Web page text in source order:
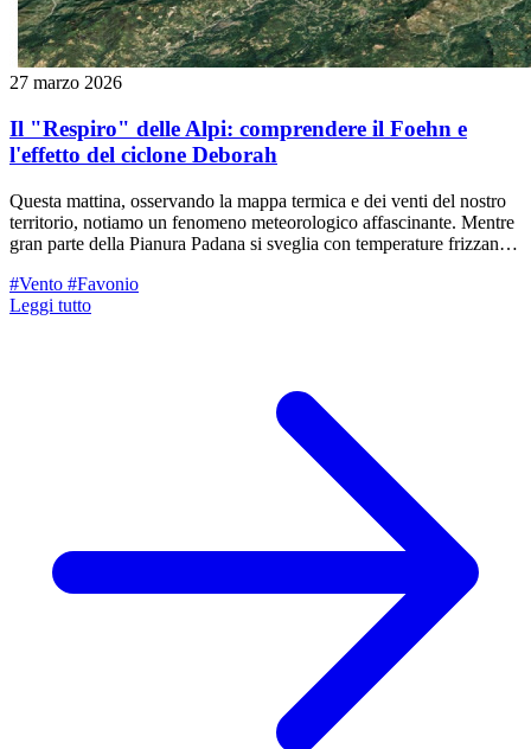
27 marzo 2026
Il "Respiro" delle Alpi: comprendere il Foehn e
l'effetto del ciclone Deborah
Questa mattina, osservando la mappa termica e dei venti del nostro
territorio, notiamo un fenomeno meteorologico affascinante. Mentre
gran parte della Pianura Padana si sveglia con temperature frizzanti,
tepore inaspettato. Cosa sta succedendo?
#Vento #Favonio
Leggi tutto